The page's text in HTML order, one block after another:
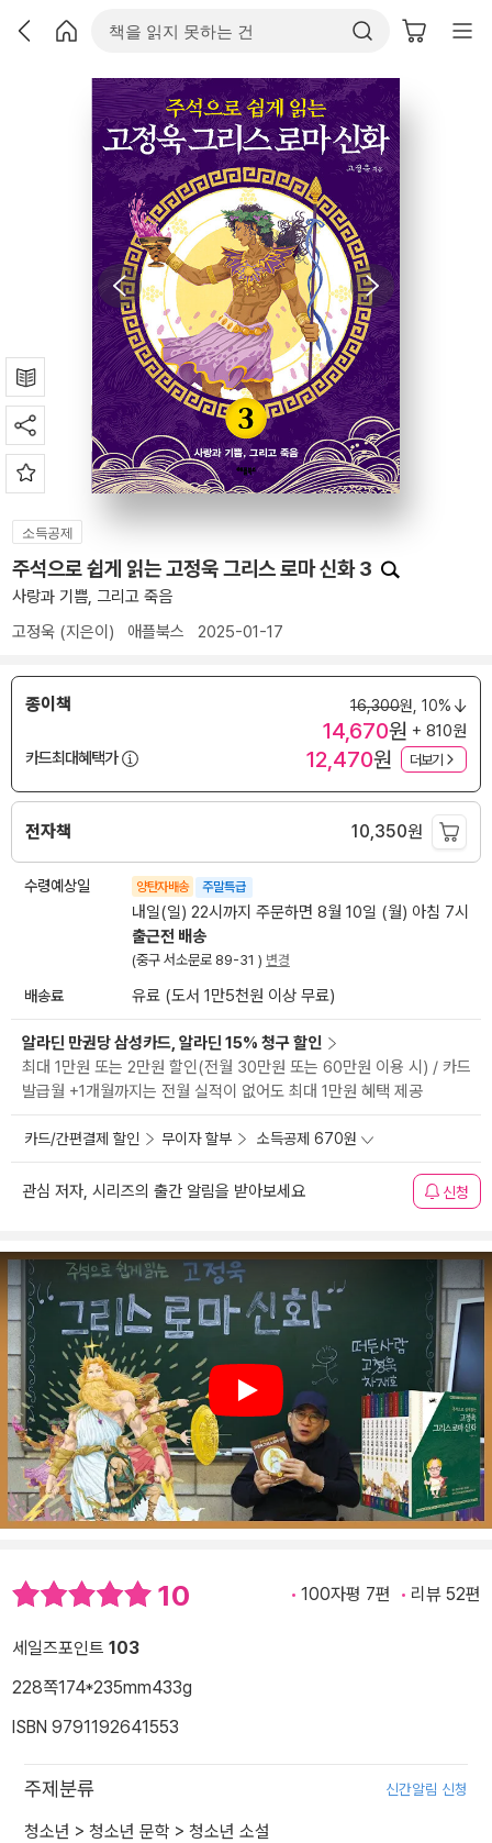
소득공제
주석으로 쉽게 읽는 고정욱 그리스 로마 신화 3
사랑과 기쁨, 그리고 죽음
고정욱 (지은이) 애플북스 2025-01-17
종이책 16,300원, 10%
14,670원 + 810원
카드최대혜택가
12,470원 더보기
전자책 10,350원
수령예상일 양탄자배송 주말특급
내일(일) 22시까지 주문하면 8월 10일 (월) 아침 7시
출근전 배송
(중구 서소문로 89-31 ) 변경
배송료 유료 (도서 1만5천원 이상 무료)
알라딘 만권당 삼성카드, 알라딘 15% 청구 할인
최대 1만원 또는 2만원 할인(전월 30만원 또는 60만원 이용 시) / 카드
발급월 +1개월까지는 전월 실적이 없어도 최대 1만원 혜택 제공
카드/간편결제 할인 무이자 할부 소득공제 670원
관심 저자, 시리즈의 출간 알림을 받아보세요 신청
Play
10 100자평 7편 리뷰 52편
세일즈포인트 103
228쪽174*235mm433g
ISBN 9791192641553
주제분류 신간알림 신청
청소년 > 청소년 문학 > 청소년 소설